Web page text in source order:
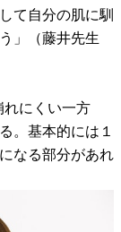
て自分の肌に馴
」（藤井先生
れにくい一方
。基本的には１
なる部分があれ